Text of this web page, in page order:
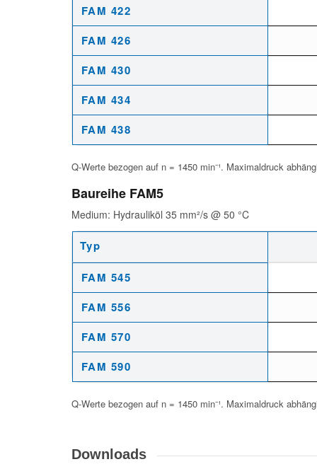
FAM 422
FAM 426
FAM 430
FAM 434
FAM 438
Q-Werte bezogen auf n = 1450 min⁻¹. Maximaldruck
Baureihe FAM5
Medium: Hydrauliköl 35 mm²/s @ 50 °C
Typ
FAM 545
FAM 556
FAM 570
FAM 590
Q-Werte bezogen auf n = 1450 min⁻¹. Maximaldruck
Downloads